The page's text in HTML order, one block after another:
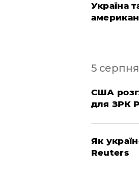
Україна
5 серпня
США
для ЗРК
Як
Reuters